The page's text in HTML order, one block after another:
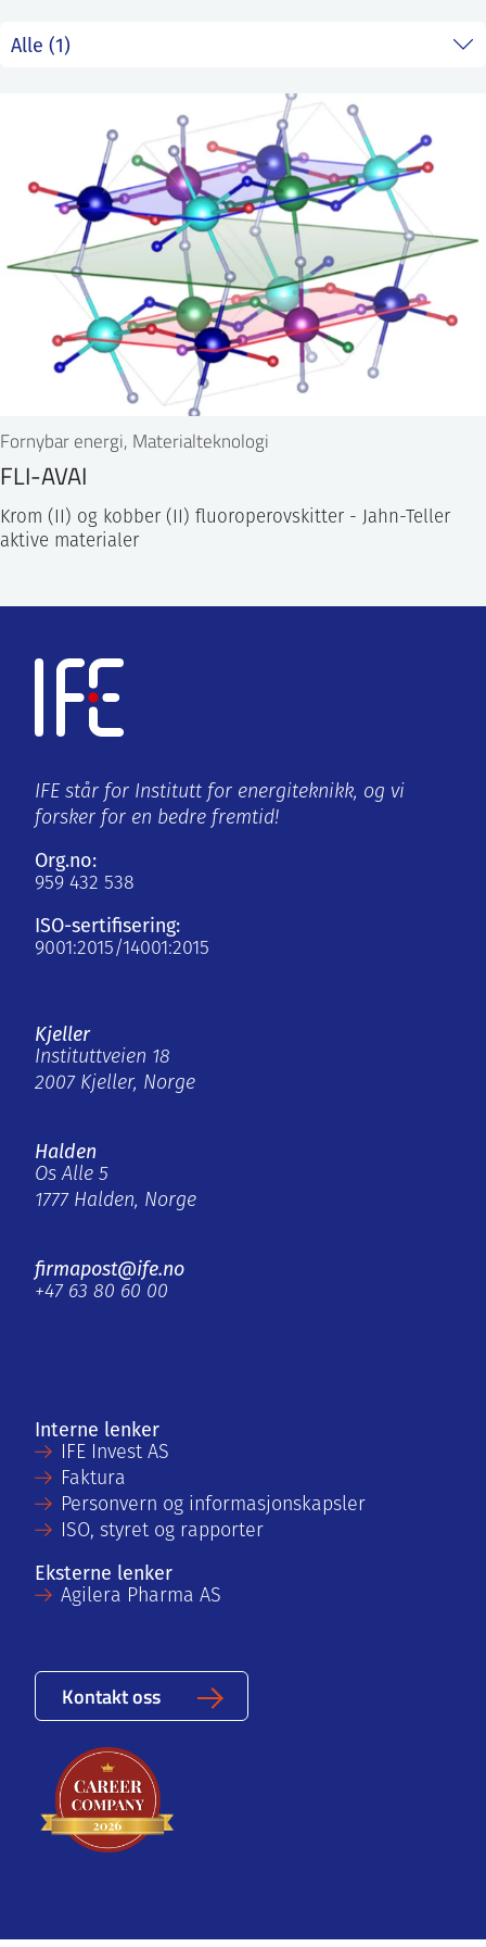
IFE
Fornybar energi, Materialteknologi
FLI-AVAI
Krom (II) og kobber (II) fluoroperovskitter - Jahn-Teller
aktive materialer
IFE står for Institutt for energiteknikk, og vi
forsker for en bedre fremtid!
Org.no:
959 432 538
ISO-sertifisering:
9001:2015/14001:2015
Kjeller
Instituttveien 18
2007 Kjeller, Norge
Halden
Os Alle 5
1777 Halden, Norge
firmapost@ife.no
+47 63 80 60 00
Interne lenker
IFE Invest AS
Faktura
Personvern og informasjonskapsler
ISO, styret og rapporter
Eksterne lenker
Agilera Pharma AS
Kontakt oss